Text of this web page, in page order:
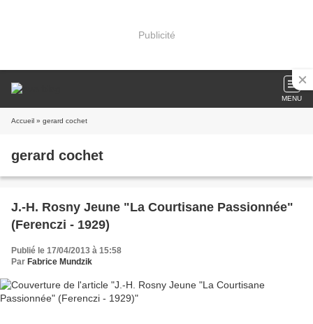
Publicité
MENU
Accueil » gerard cochet
gerard cochet
J.-H. Rosny Jeune "La Courtisane Passionnée"
(Ferenczi - 1929)
Publié le 17/04/2013 à 15:58
Par Fabrice Mundzik